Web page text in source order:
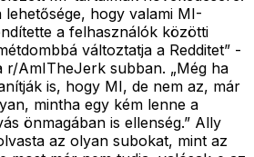
hogy valami MI-
a felhasználók közötti
változtatja a Redditet” -
r/AmITheJerk subban. „Még ha
is, hogy MI, de nem az, már
mintha egy kém lenne a
önmagában is ellenség.” Ally
az olyan subokat, mint az